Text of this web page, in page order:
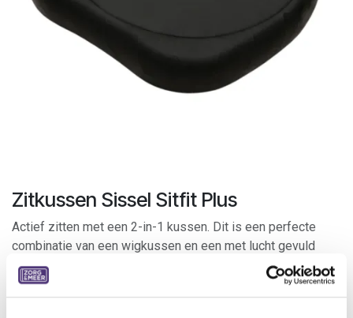
Zitkussen Sissel Sitfit Plus
Actief zitten met een 2-in-1 kussen. Dit is een perfecte
combinatie van een wigkussen en een met lucht gevuld
zitkussen.
De ergonomische vorm biedt een optimale combinatie van